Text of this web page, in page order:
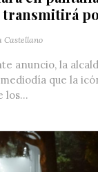
transmitirá
Castellano
anuncio, la
que la
los...